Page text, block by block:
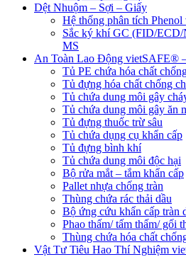
Dệt Nhuộm – Sợi – Giấy
Hệ thống phân tích
Sắc ký khí GC (FID/
MS
An Toàn Lao Động vietSAFE®
Tủ PE chứa hóa chất
Tủ đựng hóa chất chống
Tủ chứa dung môi gây
Tủ chứa dung môi gây ăn
Tủ đựng thuốc trừ sâu
Tủ chứa dụng cụ khẩn cấp
Tủ đựng bình khí
Tủ chứa dung môi độc hại
Bộ rửa mắt – tắm khẩn cấp
Pallet nhựa chống tràn
Thùng chứa rác thải dầu
Bộ ứng cứu khẩn cấp tràn
Phao thấm/ tấm thấm/ gối
Thùng chứa hóa chất
Vật Tư Tiêu Hao Thí Nghiệm